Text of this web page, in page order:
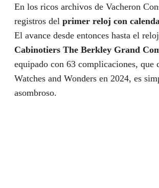
En los ricos archivos de Vacheron
registros del primer reloj con
El avance desde entonces hasta el
Cabinotiers The Berkley Grand
equipado con 63 complicaciones, que
Watches and Wonders en 2024, es
asombroso.